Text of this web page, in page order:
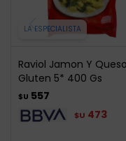
LA ESPECIALISTA
Raviol Jamon Y
Gluten 5* 400 Gs
$U 557
$U 473